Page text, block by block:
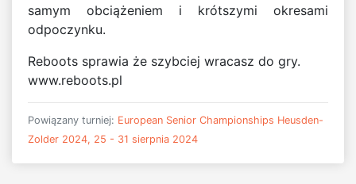
samym obciążeniem i krótszymi okresami
odpoczynku.
Reboots sprawia że szybciej wracasz do gry.
www.reboots.pl
Powiązany turniej: European Senior Championships Heusden-
Zolder 2024, 25 - 31 sierpnia 2024